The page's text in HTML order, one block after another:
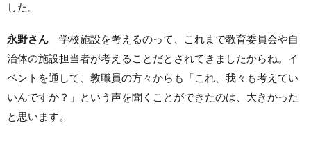
した。
永野さん 学校施設を考えるのって、これまで教育委員会や自
治体の施設担当者が考えることだとされてきましたからね。イ
ベントを通して、教職員の方々からも「これ、我々も考えてい
いんですか？」という声を聞くことができたのは、大きかった
と思います。